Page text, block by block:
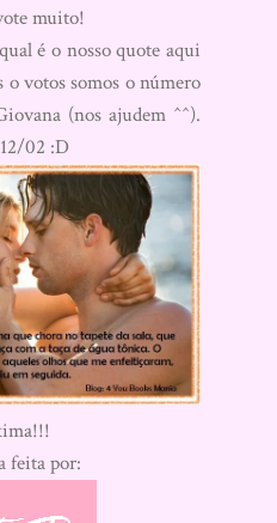
muito!
é o nosso quote aqui
o votos somos o número
(nos ajudem ^^).
02 :D
feita por: